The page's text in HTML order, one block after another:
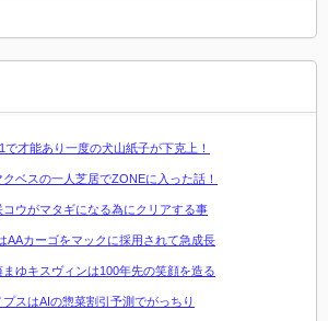
才能あり一度の犬山紙子が下克上！
ベスの一人芝居でZONEに入った話！
コウがマタギになる為にクリアする事
AAカーゴをマックに採用されて急成長
ゆキスヴィンは100年先の笑顔を造る
スはAIの惣菜割引予測でがっちり